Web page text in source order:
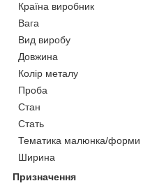
Країна виробник
Вага
Вид виробу
Довжина
Колір металу
Проба
Стан
Стать
Тематика малюнка/форми
Ширина
Призначення